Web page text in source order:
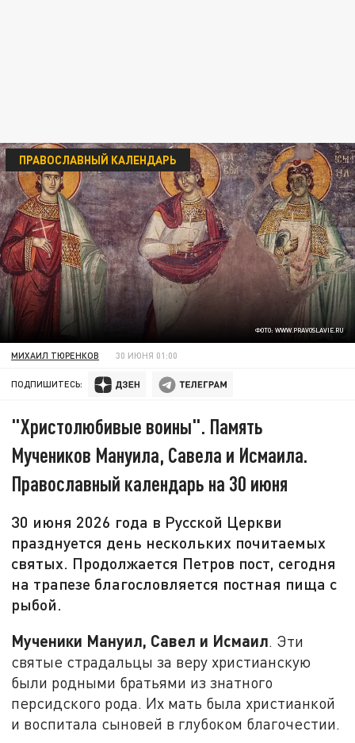
ФОТО: WWW.PRAVOSLAVIE.RU
ПРАВОСЛАВНЫЙ КАЛЕНДАРЬ
МИХАИЛ ТЮРЕНКОВ 30 ИЮНЯ 01:00
ПОДПИШИТЕСЬ:
"Христолюбивые воины". Память
Мучеников Мануила, Савела и Исмаила.
Православный календарь на 30 июня
30 июня 2026 года в Русской Церкви
празднуется день нескольких почитаемых
святых. Продолжается Петров пост, сегодня
на трапезе благословляется постная пища с
рыбой.
Мученики Мануил, Савел и Исмаил. Эти
святые страдальцы за веру христианскую
были родными братьями из знатного
персидского рода. Их мать была христианкой
и воспитала сыновей в глубоком благочестии.